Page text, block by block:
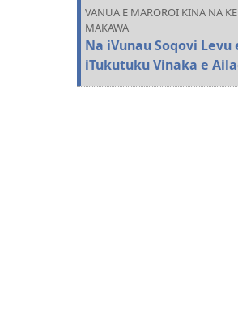
VANUA E MAROROI KINA NA
MAKAWA
Na iVunau Soqovi
iTukutuku Vinaka e